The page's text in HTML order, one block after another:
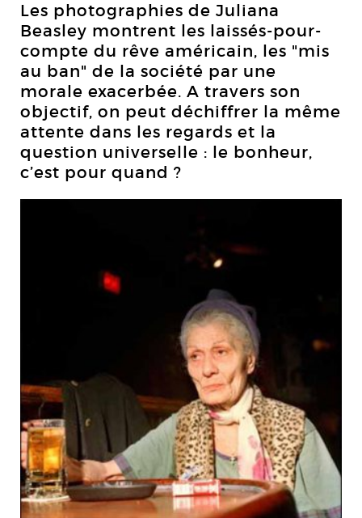
Les photographies de Juliana
Beasley montrent les laissés-pour-
compte du rêve américain, les "mis
au ban" de la société par une
morale exacerbée. A travers son
objectif, on peut déchiffrer la même
attente dans les regards et la
question universelle : le bonheur,
c’est pour quand ?